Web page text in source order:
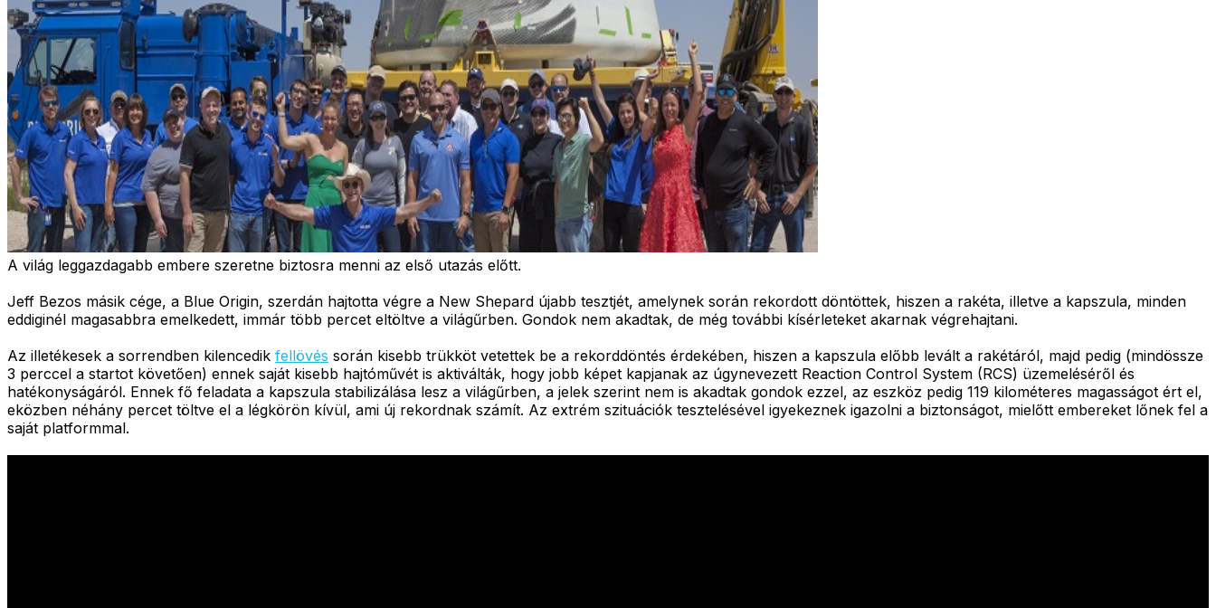
A világ leggazdagabb embere szeretne biztosra menni az első utazás előtt.
Jeff Bezos másik cége, a Blue Origin, szerdán hajtotta végre a New Shepard újabb tesztjét, amelynek során rekordott döntöttek, hiszen a rakéta, illetve a kapszula, minden
eddiginél magasabbra emelkedett, immár több percet eltöltve a világűrben. Gondok nem akadtak, de még további kísérleteket akarnak végrehajtani.
Az illetékesek a sorrendben kilencedik fellövés során kisebb trükköt vetettek be a rekorddöntés érdekében, hiszen a kapszula előbb levált a rakétáról, majd pedig (mindössze
3 perccel a startot követően) ennek saját kisebb hajtóművét is aktiválták, hogy jobb képet kapjanak az úgynevezett Reaction Control System (RCS) üzemeléséről és
hatékonyságáról. Ennek fő feladata a kapszula stabilizálása lesz a világűrben, a jelek szerint nem is akadtak gondok ezzel, az eszköz pedig 119 kilométeres magasságot ért el,
eközben néhány percet töltve el a légkörön kívül, ami új rekordnak számít. Az extrém szituációk tesztelésével igyekeznek igazolni a biztonságot, mielőtt embereket lőnek fel a
saját platformmal.